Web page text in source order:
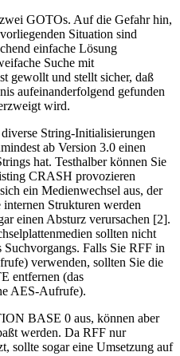
GOTOs. Auf die Gefahr hin,
Situation sind
einfache Lösung
Suche mit
gewollt und stellt sicher, daß
aufeinanderfolgend gefunden
wird.
String-Initialisierungen
ab Version 3.0 einen
hat. Testhalber können Sie
CRASH provozieren
ein Medienwechsel aus, der
Strukturen werden
einen Absturz verursachen [2].
sollten nicht
Suchvorgangs. Falls Sie RFF in
verwenden, sollten Sie die
entfernen (das
AES-Aufrufe).
BASE 0 aus, können aber
werden. Da RFF nur
sollte sogar eine Umsetzung auf